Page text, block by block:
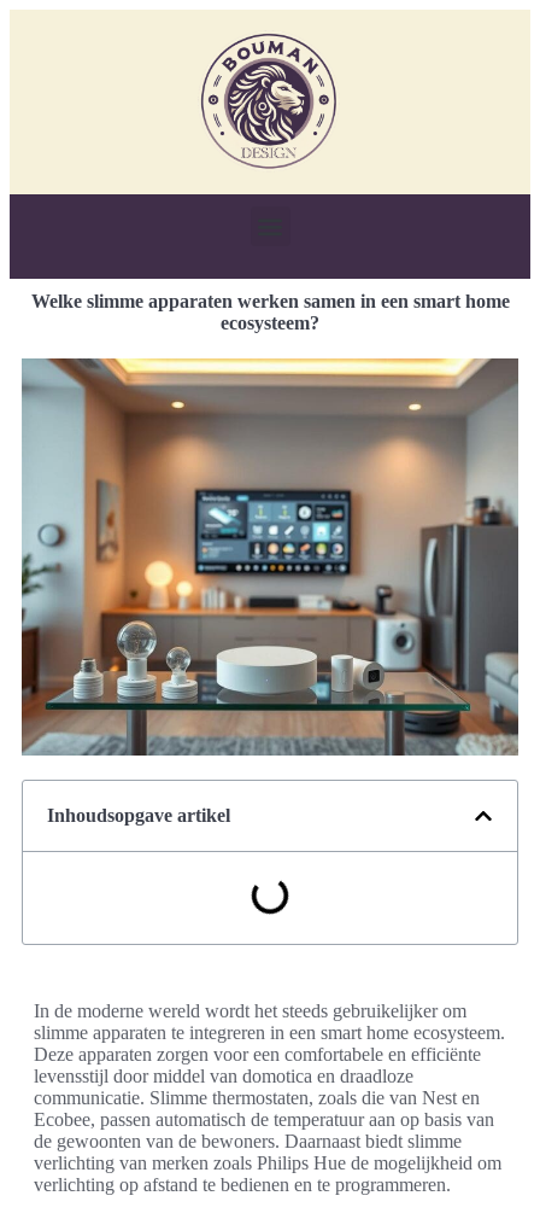
Welke slimme apparaten werken samen in een smart home
ecosysteem?
Inhoudsopgave artikel
In de moderne wereld wordt het steeds gebruikelijker om
slimme apparaten te integreren in een smart home ecosysteem.
Deze apparaten zorgen voor een comfortabele en efficiënte
levensstijl door middel van domotica en draadloze
communicatie. Slimme thermostaten, zoals die van Nest en
Ecobee, passen automatisch de temperatuur aan op basis van
de gewoonten van de bewoners. Daarnaast biedt slimme
verlichting van merken zoals Philips Hue de mogelijkheid om
verlichting op afstand te bedienen en te programmeren.